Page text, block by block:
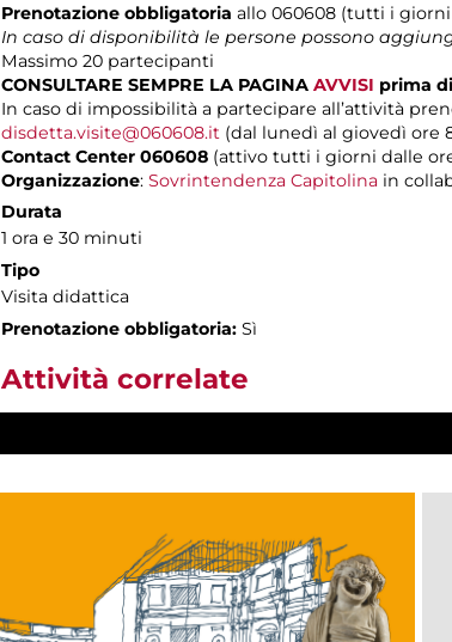
Prenotazione obbligatoria allo 060608 (tutti i giorni
In caso di disponibilità le persone possono
Massimo 20 partecipanti
CONSULTARE SEMPRE LA PAGINA AVVISI prima
In caso di impossibilità a partecipare all’attività
disdetta.visite@060608.it (dal lunedì al giovedì ore
Contact Center 060608 (attivo tutti i giorni dalle ore
Organizzazione: Sovrintendenza Capitolina in
Durata
1 ora e 30 minuti
Tipo
Visita didattica
Prenotazione obbligatoria: Sì
Attività correlate